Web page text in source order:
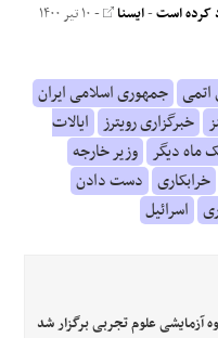
کرده است-ایسنا - ۱۰ تیر ۱۴۰۰
اتمی جمهوری اسلامی ایران
خبرگزاری رویترز ایالات
ماه دیگر وزیر خارجه
خرابکاری دست دادن
اسرائیل